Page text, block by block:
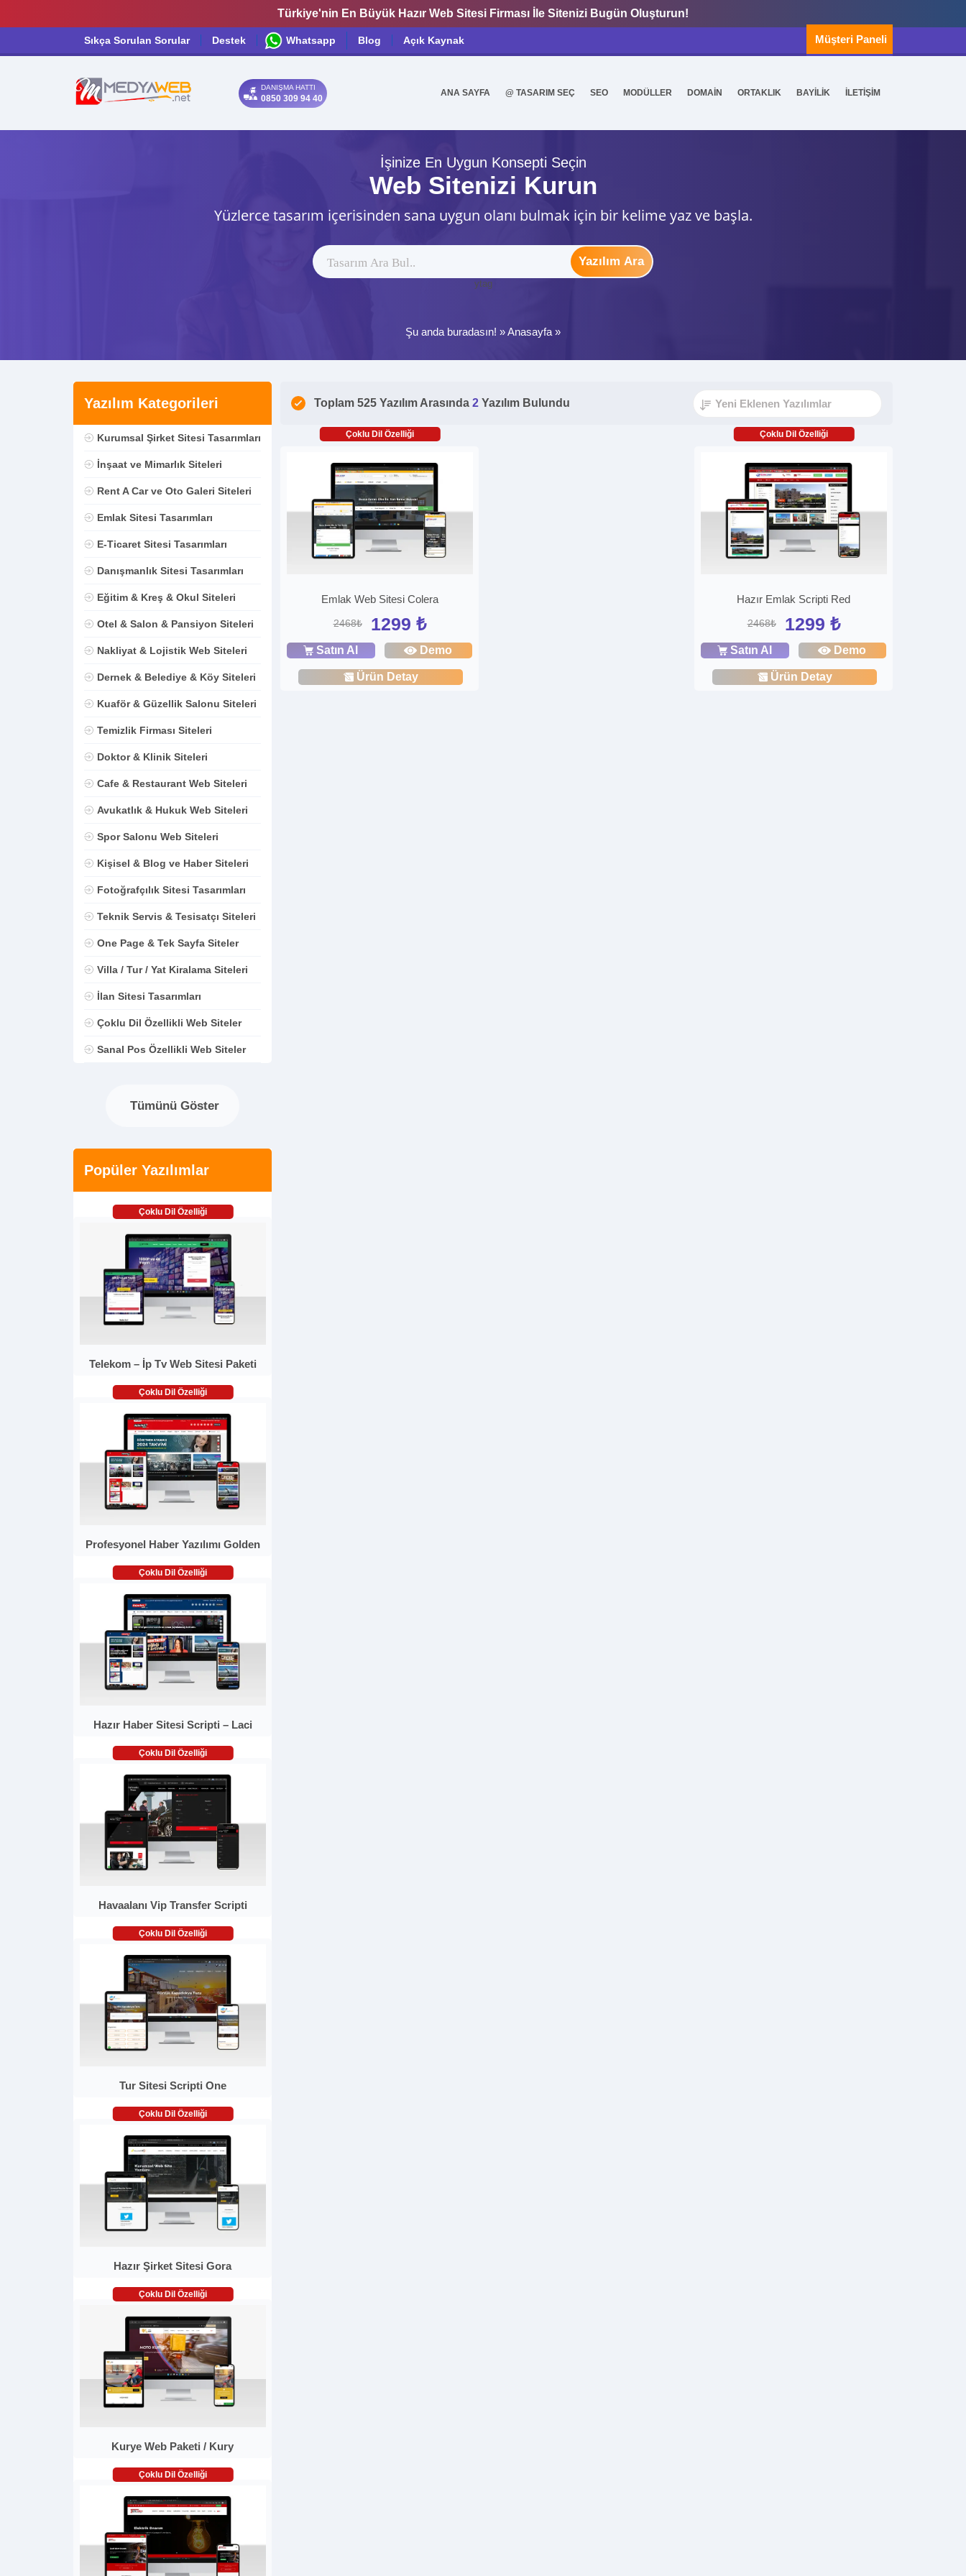
Türkiye'nin En Büyük Hazır Web Sitesi Firması İle Sitenizi Bugün Oluşturun!
Sıkça Sorulan Sorular Destek Whatsapp Blog Açık Kaynak Müşteri Paneli
DANIŞMA HATTI
0850 309 94 40
ANA SAYFA @ TASARIM SEÇ SEO MODÜLLER DOMAİN ORTAKLIK BAYİLİK İLETİŞİM
İşinize En Uygun Konsepti Seçin
Web Sitenizi Kurun
Yüzlerce tasarım içerisinden sana uygun olanı bulmak için bir kelime yaz ve başla.
Yazılım Ara
ytag
Şu anda buradasın! »Anasayfa »
Yazılım Kategorileri
Kurumsal Şirket Sitesi Tasarımları
İnşaat ve Mimarlık Siteleri
Rent A Car ve Oto Galeri Siteleri
Emlak Sitesi Tasarımları
E-Ticaret Sitesi Tasarımları
Danışmanlık Sitesi Tasarımları
Eğitim & Kreş & Okul Siteleri
Otel & Salon & Pansiyon Siteleri
Nakliyat & Lojistik Web Siteleri
Dernek & Belediye & Köy Siteleri
Kuaför & Güzellik Salonu Siteleri
Temizlik Firması Siteleri
Doktor & Klinik Siteleri
Cafe & Restaurant Web Siteleri
Avukatlık & Hukuk Web Siteleri
Spor Salonu Web Siteleri
Kişisel & Blog ve Haber Siteleri
Fotoğrafçılık Sitesi Tasarımları
Teknik Servis & Tesisatçı Siteleri
One Page & Tek Sayfa Siteler
Villa / Tur / Yat Kiralama Siteleri
İlan Sitesi Tasarımları
Çoklu Dil Özellikli Web Siteler
Sanal Pos Özellikli Web Siteler
Tümünü Göster
Popüler Yazılımlar
Çoklu Dil Özelliği
Telekom – İp Tv Web Sitesi Paketi
Çoklu Dil Özelliği
Profesyonel Haber Yazılımı Golden
Çoklu Dil Özelliği
Hazır Haber Sitesi Scripti – Laci
Çoklu Dil Özelliği
Havaalanı Vip Transfer Scripti
Çoklu Dil Özelliği
Tur Sitesi Scripti One
Çoklu Dil Özelliği
Hazır Şirket Sitesi Gora
Çoklu Dil Özelliği
Kurye Web Paketi / Kury
Çoklu Dil Özelliği
Toplam 525 Yazılım Arasında 2 Yazılım Bulundu
Çoklu Dil Özelliği
Emlak Web Sitesi Colera
2468₺ 1299 ₺
Satın Al Demo
Ürün Detay
Çoklu Dil Özelliği
Hazır Emlak Scripti Red
2468₺ 1299 ₺
Satın Al Demo
Ürün Detay